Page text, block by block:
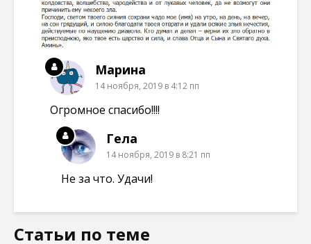
Марина
14 ноября, 2019 в 4:12 пп
Огромное спасибо!!!!
Гела
14 ноября, 2019 в 8:21 пп
Не за что. Удачи!
Статьи по теме